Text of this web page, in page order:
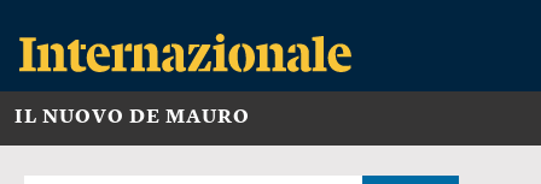
IL NUOVO DE MAURO